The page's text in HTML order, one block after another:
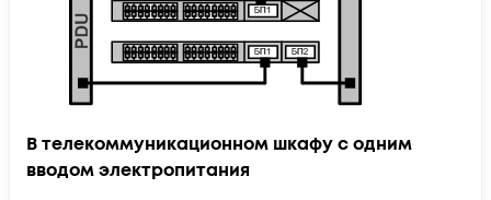
В телекоммуникационном шкафу с одним
вводом электропитания